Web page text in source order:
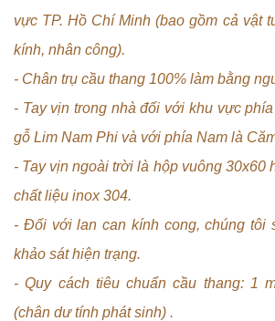
vực TP. Hồ Chí Minh (bao gồm cả vật
kính, nhân công).
- Chân trụ cầu thang 100% làm bằng
- Tay vịn trong nhà đối với khu vực
gỗ Lim Nam Phi và với phía Nam là
- Tay vịn ngoài trời là hộp vuông 30x60
chất liệu inox 304.
- Đối với lan can kính cong, chúng tôi
khảo sát hiện trạng.
- Quy cách tiêu chuẩn cầu thang: 1
(chân dư tính phát sinh) .